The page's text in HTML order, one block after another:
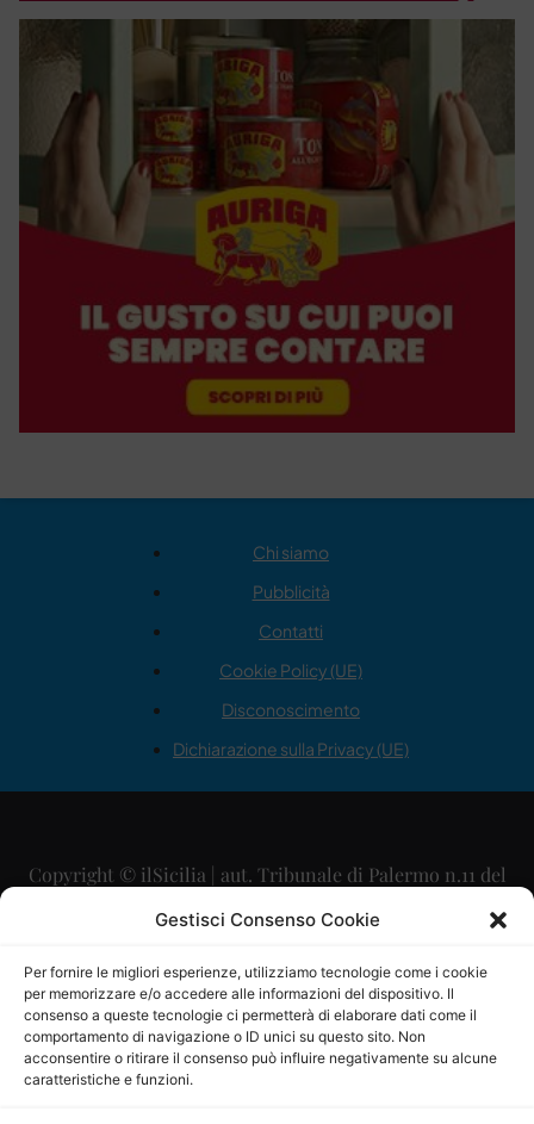
Gestisci Consenso Cookie
Per fornire le migliori esperienze, utilizziamo tecnologie come i cookie
per memorizzare e/o accedere alle informazioni del dispositivo. Il
consenso a queste tecnologie ci permetterà di elaborare dati come il
comportamento di navigazione o ID unici su questo sito. Non
acconsentire o ritirare il consenso può influire negativamente su alcune
caratteristiche e funzioni.
Chi siamo
Pubblicità
Contatti
Cookie Policy (UE)
Disconoscimento
Dichiarazione sulla Privacy (UE)
Copyright © ilSicilia | aut. Tribunale di Palermo n.11 del
29/09/2015
Direttore Editoriale: Maurizio Scaglione
Direttore Responsabile: Maria Calabrese